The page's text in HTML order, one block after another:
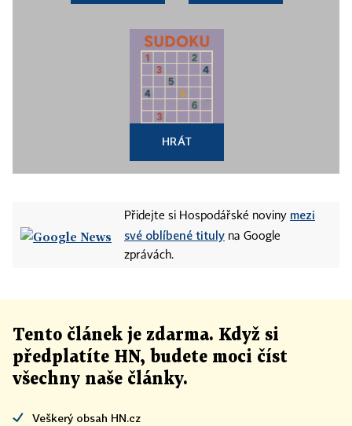
HRÁT
Přidejte si Hospodářské noviny mezi
své oblíbené tituly na Google
zprávách.
Tento článek je zdarma. Když si
předplatíte HN, budete moci číst
všechny naše články.
Veškerý obsah HN.cz